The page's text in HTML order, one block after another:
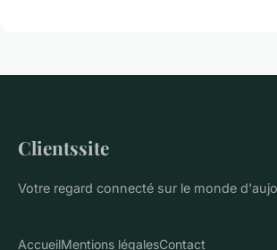
Clientssite
Votre regard connecté sur le monde
AccueilMentions légalesContact